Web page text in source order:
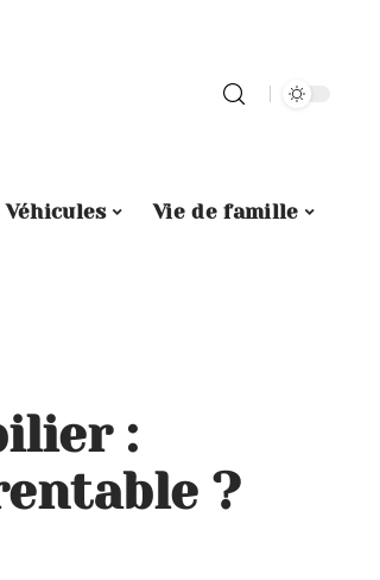
Véhicules
Vie de famille
:
?